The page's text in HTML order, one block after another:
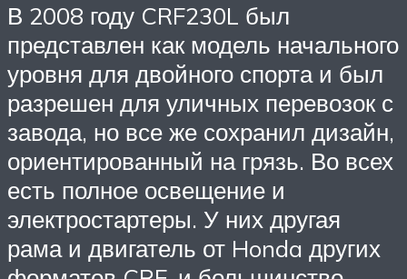
В 2008 году CRF230L был
представлен как модель начального
уровня для двойного спорта и был
разрешен для уличных перевозокс
завода, но все же сохранил дизайн,
ориентированный на грязь. Во всех
есть полное освещение и
электростартеры. У них другая
рама и двигатель от Honda других